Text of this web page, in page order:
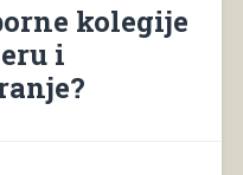
kolegije
i